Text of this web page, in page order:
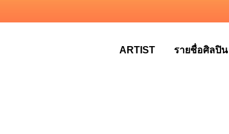
ARTIST รายชื่อศิลปิน